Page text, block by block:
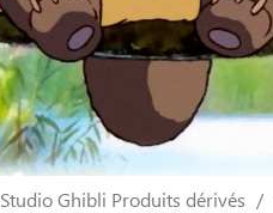
Studio Ghibli Produits dérivés